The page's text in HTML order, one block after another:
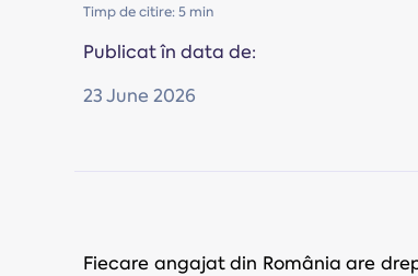
Timp de citire: 5 min
Publicat în data de:
23 June 2026
Fiecare angajat din România are